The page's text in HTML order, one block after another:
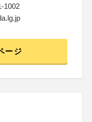
1002
ージ